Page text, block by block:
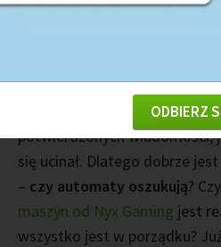
widowiskowych przypadkach.
przeczytać regulaminu,
przed ich obrotem albo
obrotów, chociaż był
uda. Setki razy staraliśmy się
potwierdzonych wiadomości,
się ucinał. Dlatego dobrze
– czy automaty oszukują?
maszyn od Nyx Gaming jest
wszystko jest w porządku?
ODBIERZ